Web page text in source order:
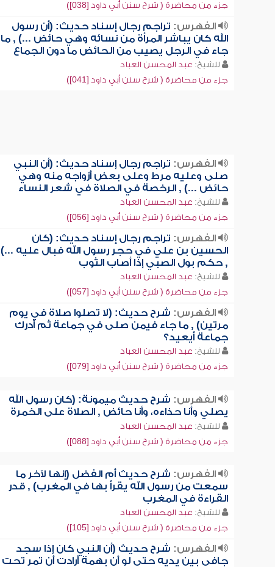
جزء من محاضرة ( شرح سنن أبي داود [038])
الفهرس: تراجم رجال إسناد حديث: (أن رسول
الله كان يباشر المرأة من نسائه وهي حائض ...) , ما
جاء في الرجل يصيب من الحائض ما دون الجماع
للشيخ: عبد المحسن العباد
جزء من محاضرة ( شرح سنن أبي داود [041])
الفهرس: تراجم رجال إسناد حديث: (أن النبي
صلى وعليه مرط وعلى بعض أزواجه منه وهي
حائض ...) , الرخصة في الصلاة في شعر النساء
للشيخ: عبد المحسن العباد
جزء من محاضرة ( شرح سنن أبي داود [056])
الفهرس: تراجم رجال إسناد حديث: (كان
الحسين بن علي في حجر رسول الله فبال عليه ...)
, حكم بول الصبي إذا أصاب الثوب
للشيخ: عبد المحسن العباد
جزء من محاضرة ( شرح سنن أبي داود [057])
الفهرس: شرح حديث: (لا تصلوا صلاة في يوم
مرتين) , ما جاء فيمن صلى في جماعة ثم أدرك
جماعة أيعيد؟
للشيخ: عبد المحسن العباد
جزء من محاضرة ( شرح سنن أبي داود [079])
الفهرس: شرح حديث ميمونة: (كان رسول الله
يصلي وأنا حذاءه، وأنا حائض , الصلاة على الخمرة
للشيخ: عبد المحسن العباد
جزء من محاضرة ( شرح سنن أبي داود [088])
الفهرس: شرح حديث أم الفضل (إنها لآخر ما
سمعت من رسول الله يقرأ بها في المغرب) , قدر
القراءة في المغرب
للشيخ: عبد المحسن العباد
جزء من محاضرة ( شرح سنن أبي داود [105])
الفهرس: شرح حديث (أن النبي كان إذا سجد
جافى بين يديه حتى لو أن بهمة أرادت أن تمر تحت